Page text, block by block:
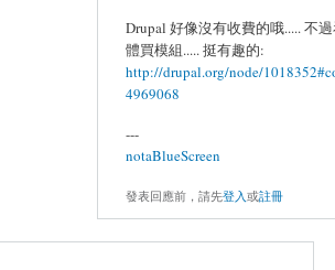
Drupal 好像沒有收費的哦..... 不
體買模組..... 挺有趣的:
http://drupal.org/node/
4969068
---
notaBlueScreen
發表回應前，請先登入或註冊